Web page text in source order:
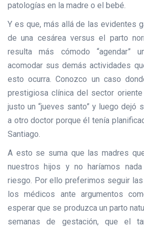
patologías en la madre o el bebé.
Y es que, más allá de las evidentes
de una cesárea versus el parto
resulta más cómodo “agendar”
acomodar sus demás actividades
esto ocurra. Conozco un caso
prestigiosa clínica del sector
justo un “jueves santo” y luego dejó
a otro doctor porque él tenía
Santiago.
A esto se suma que las madres
nuestros hijos y no haríamos
riesgo. Por ello preferimos seguir
los médicos ante argumentos
esperar que se produzca un parto
semanas de gestación, que el